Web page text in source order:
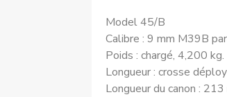
Model 45/B
Calibre : 9 mm M39B
Poids : chargé, 4,200 kg.
Longueur : crosse
Longueur du canon : 213